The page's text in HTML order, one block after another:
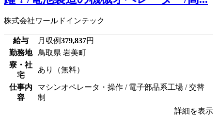
株式会社ワールドインテック
給与 月収例379,837円
勤務地
鳥取県 岩美町
寮・社
宅
あり（無料）
仕事内
容
マシンオペレータ・操作 / 電子部品系工場 / 交替
制
詳細を表示